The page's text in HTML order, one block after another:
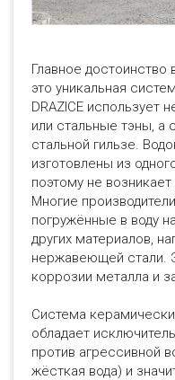
Главное достоинство
это уникальная
DRAZICE использует
или стальные тэны, а
стальной гильзе.
изготовлены из
поэтому не
Многие
погружённые в воду
других материалов,
нержавеющей стали.
коррозии металла и
Система
обладает
против агрессивной
жёсткая вода) и